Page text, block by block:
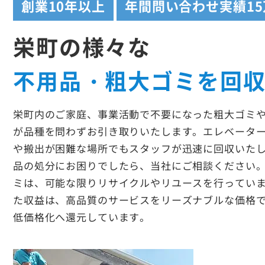
創業10年以上 年間問い合わせ実績
栄町の様々な
不用品・粗大ゴミを回
栄町内のご家庭、事業活動で不要になった粗大ゴミ
が品種を問わずお引き取りいたします。エレベータ
や搬出が困難な場所でもスタッフが迅速に回収いた
品の処分にお困りでしたら、当社にご相談ください
ミは、可能な限りリサイクルやリユースを行ってい
た収益は、高品質のサービスをリーズナブルな価格
低価格化へ還元しています。